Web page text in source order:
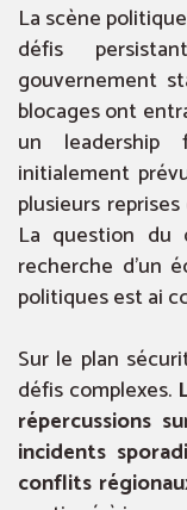
La scène
défis
gouvernement
blocages ont
un leadership
initialement
plusieurs
La question du
recherche d’un
politiques est ai
Sur le plan
défis complexes.
répercussions
incidents
conflits